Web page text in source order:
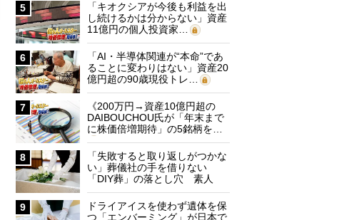
5
「キオクシアが今後も利益を出
し続けるかは分からない」資産
11億円の個人投資家…
6
「AI・半導体関連が“本命”であ
ることに変わりはない」資産20
億円超の90歳現役トレ…
7
《200万円→資産10億円超の
DAIBOUCHOU氏が「年末まで
に株価倍増期待」の5銘柄を…
8
「失敗すると取り返しがつかな
い」葬儀社の手を借りない
「DIY葬」の落とし穴 素人
に…
9
ドライアイスを使わず遺体を保
つ「エンバーミング」が日本で